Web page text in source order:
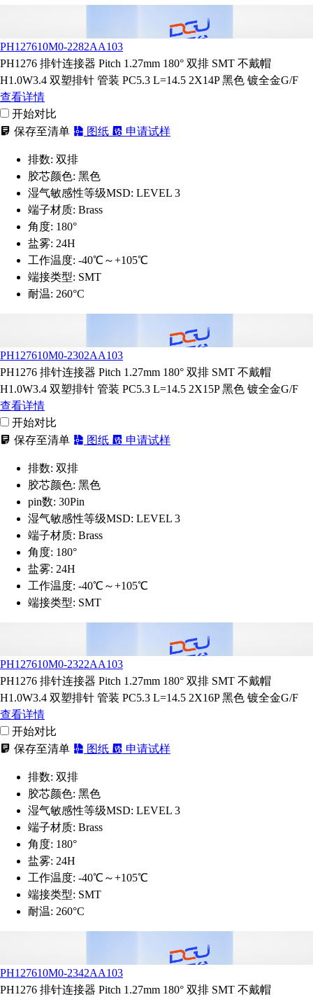
PH127610M0-2282AA103
PH1276 排针连接器 Pitch 1.27mm 180° 双排 SMT 不戴帽
H1.0W3.4 双塑排针 管装 PC5.3 L=14.5 2X14P 黑色 镀全金G/F
查看详情
开始对比
保存至清单
图纸 申请试样
排数: 双排
胶芯颜色: 黑色
湿气敏感性等级MSD: LEVEL 3
端子材质: Brass
角度: 180°
盐雾: 24H
工作温度: -40℃～+105℃
端接类型: SMT
耐温: 260°C
PH127610M0-2302AA103
PH1276 排针连接器 Pitch 1.27mm 180° 双排 SMT 不戴帽
H1.0W3.4 双塑排针 管装 PC5.3 L=14.5 2X15P 黑色 镀全金G/F
查看详情
开始对比
保存至清单
图纸 申请试样
排数: 双排
胶芯颜色: 黑色
pin数: 30Pin
湿气敏感性等级MSD: LEVEL 3
端子材质: Brass
角度: 180°
盐雾: 24H
工作温度: -40℃～+105℃
端接类型: SMT
PH127610M0-2322AA103
PH1276 排针连接器 Pitch 1.27mm 180° 双排 SMT 不戴帽
H1.0W3.4 双塑排针 管装 PC5.3 L=14.5 2X16P 黑色 镀全金G/F
查看详情
开始对比
保存至清单
图纸 申请试样
排数: 双排
胶芯颜色: 黑色
湿气敏感性等级MSD: LEVEL 3
端子材质: Brass
角度: 180°
盐雾: 24H
工作温度: -40℃～+105℃
端接类型: SMT
耐温: 260°C
PH127610M0-2342AA103
PH1276 排针连接器 Pitch 1.27mm 180° 双排 SMT 不戴帽